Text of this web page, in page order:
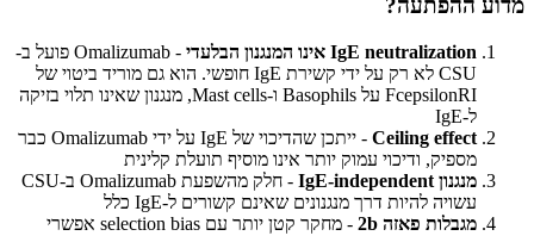
מדוע ההפתעה?
IgE neutralization אינו המנגנון הבלעדי
- Omalizumab פועל ב-
CSU לא רק על ידי קשירת IgE חופשי. הוא גם מוריד ביטוי של
FcepsilonRI על Basophils ו-Mast cells, מנגנון שאינו תלוי בזיקה
ל-IgE
Ceiling effect
- ייתכן שהדיכוי של IgE על ידי Omalizumab כבר
מספיק, ודיכוי עמוק יותר אינו מוסיף תועלת קלינית
מנגנון IgE-independent
- חלק מהשפעת Omalizumab ב-CSU
עשויה להיות דרך מנגנונים שאינם קשורים ל-IgE כלל
מגבלות פאזה 2b
- מחקר קטן יותר עם selection bias אפשרי